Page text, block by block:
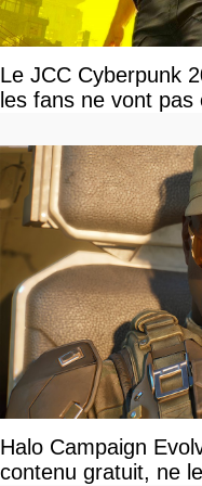
Le JCC Cyberpunk
les fans ne vont pas
Halo Campaign
contenu gratuit, ne